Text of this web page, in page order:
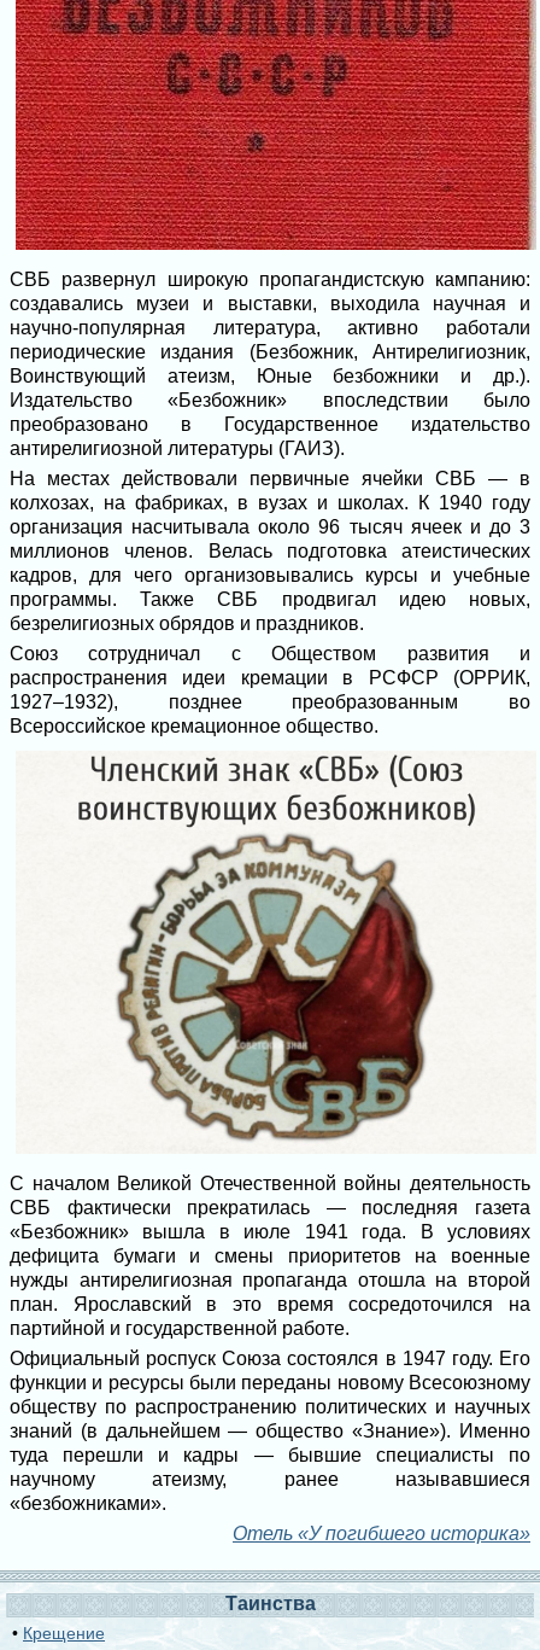
СВБ развернул широкую пропагандистскую кампанию:
создавались музеи и выставки, выходила научная и
научно-популярная литература, активно работали
периодические издания (Безбожник, Антирелигиозник,
Воинствующий атеизм, Юные безбожники и др.).
Издательство «Безбожник» впоследствии было
преобразовано в Государственное издательство
антирелигиозной литературы (ГАИЗ).
На местах действовали первичные ячейки СВБ — в
колхозах, на фабриках, в вузах и школах. К 1940 году
организация насчитывала около 96 тысяч ячеек и до 3
миллионов членов. Велась подготовка атеистических
кадров, для чего организовывались курсы и учебные
программы. Также СВБ продвигал идею новых,
безрелигиозных обрядов и праздников.
Союз сотрудничал с Обществом развития и
распространения идеи кремации в РСФСР (ОРРИК,
1927–1932), позднее преобразованным во
Всероссийское кремационное общество.
С началом Великой Отечественной войны деятельность
СВБ фактически прекратилась — последняя газета
«Безбожник» вышла в июле 1941 года. В условиях
дефицита бумаги и смены приоритетов на военные
нужды антирелигиозная пропаганда отошла на второй
план. Ярославский в это время сосредоточился на
партийной и государственной работе.
Официальный роспуск Союза состоялся в 1947 году. Его
функции и ресурсы были переданы новому Всесоюзному
обществу по распространению политических и научных
знаний (в дальнейшем — общество «Знание»). Именно
туда перешли и кадры — бывшие специалисты по
научному атеизму, ранее называвшиеся
«безбожниками».
Отель «У погибшего историка»
Таинства
• Крещение